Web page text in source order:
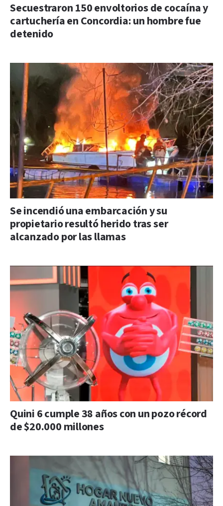
Secuestraron 150 envoltorios de cocaína y
cartuchería en Concordia: un hombre fue
detenido
Se incendió una embarcación y su
propietario resultó herido tras ser
alcanzado por las llamas
Quini 6 cumple 38 años con un pozo récord
de $20.000 millones